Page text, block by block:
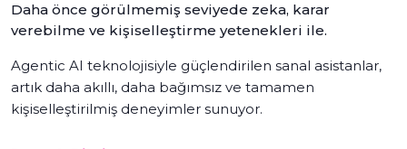
Daha önce görülmemiş seviyede zeka, karar
verebilme ve kişiselleştirme yetenekleri ile.
Agentic AI teknolojisiyle güçlendirilen sanal asistanlar,
artık daha akıllı, daha bağımsız ve tamamen
kişiselleştirilmiş deneyimler sunuyor.